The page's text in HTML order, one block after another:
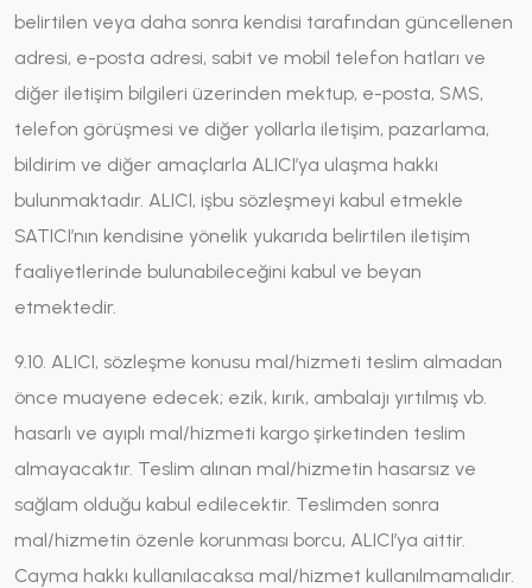
belirtilen veya daha sonra kendisi tarafından güncellenen
adresi, e-posta adresi, sabit ve mobil telefon hatları ve
diğer iletişim bilgileri üzerinden mektup, e-posta, SMS,
telefon görüşmesi ve diğer yollarla iletişim, pazarlama,
bildirim ve diğer amaçlarla ALICI’ya ulaşma hakkı
bulunmaktadır. ALICI, işbu sözleşmeyi kabul etmekle
SATICI’nın kendisine yönelik yukarıda belirtilen iletişim
faaliyetlerinde bulunabileceğini kabul ve beyan
etmektedir.
9.10. ALICI, sözleşme konusu mal/hizmeti teslim almadan
önce muayene edecek; ezik, kırık, ambalajı yırtılmış vb.
hasarlı ve ayıplı mal/hizmeti kargo şirketinden teslim
almayacaktır. Teslim alınan mal/hizmetin hasarsız ve
sağlam olduğu kabul edilecektir. Teslimden sonra
mal/hizmetin özenle korunması borcu, ALICI’ya aittir.
Cayma hakkı kullanılacaksa mal/hizmet kullanılmamalıdır.